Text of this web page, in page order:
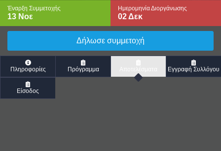
Έναρξη Συμμετοχής
13 Νοε
Ημερομηνία Διοργάνωσης
02 Δεκ
Δήλωσε συμμετοχή
Πληροφορίες Πρόγραμμα Αποτελέσματα Εγγραφή Συλλόγου
Είσοδος